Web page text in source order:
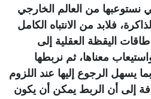
نستوعبها من العالم الخارجي
فلابد من الانتباه الكامل
اليقظة العقلية إلى
معناها، ثم نربطها
يسهل الرجوع إليها عند اللزوم
إلى أن الربط يمكن أن يكون